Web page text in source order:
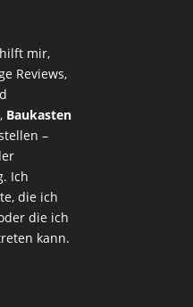
mir,
Reviews,
, Baukasten
–
Ich
die ich
die ich
kann.